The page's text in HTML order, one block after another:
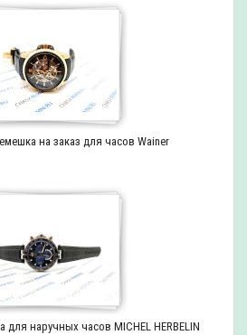
на заказ для часов Wainer
наручных часов MICHEL HERBELIN